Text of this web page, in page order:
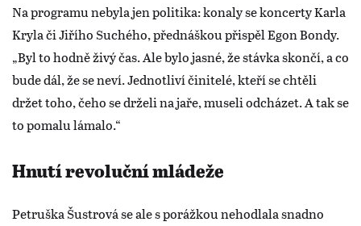
Na programu nebyla jen politika: konaly se koncerty Karla
Kryla či Jiřího Suchého, přednáškou přispěl Egon Bondy.
„Byl to hodně živý čas. Ale bylo jasné, že stávka skončí, a co
bude dál, že se neví. Jednotliví činitelé, kteří se chtěli
držet toho, čeho se drželi na jaře, museli odcházet. A tak se
to pomalu lámalo.“
Hnutí revoluční mládeže
Petruška Šustrová se ale s porážkou nehodlala snadno